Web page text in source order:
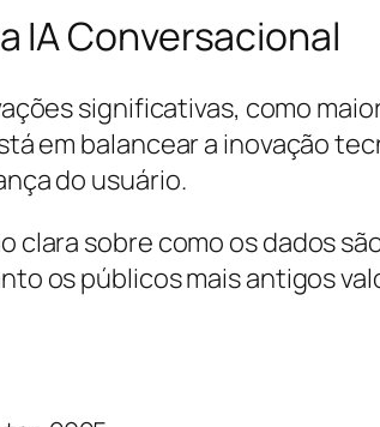
IA Conversacional
significativas, como
em balancear a inovação
do usuário.
sobre como os dados
os públicos mais antigos